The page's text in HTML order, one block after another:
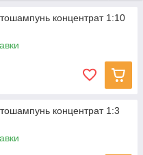
концентрат 1:10
концентрат 1:3